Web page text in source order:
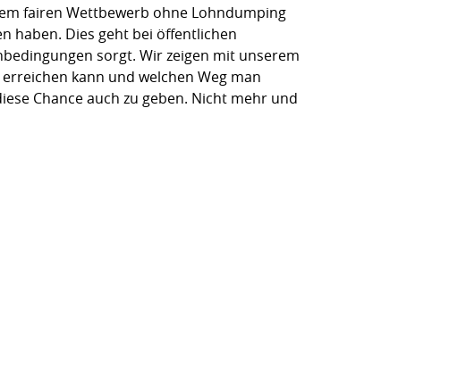
fairen Wettbewerb ohne Lohndumping
haben. Dies geht bei öffentlichen
sorgt. Wir zeigen mit unserem
kann und welchen Weg man
Chance auch zu geben. Nicht mehr und